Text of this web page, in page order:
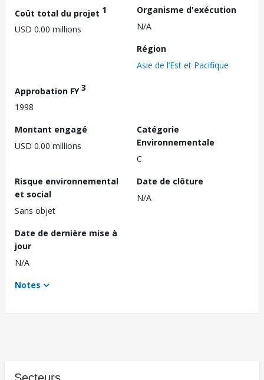
Coût total du projet 1
USD 0.00 millions
Organisme d'exécution
N/A
Région
Asie de l’Est et Pacifique
Approbation FY3
1998
Montant engagé
USD 0.00 millions
Catégorie
Environnementale
C
Risque environnemental
et social
Sans objet
Date de clôture
N/A
Date de dernière mise à
jour
N/A
Notes